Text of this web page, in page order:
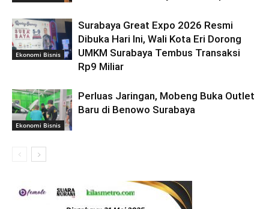
Ekonomi Bisnis
Surabaya Great Expo 2026 Resmi
Dibuka Hari Ini, Wali Kota Eri Dorong
UMKM Surabaya Tembus Transaksi
Rp9 Miliar
Ekonomi Bisnis
Perluas Jaringan, Mobeng Buka Outlet
Baru di Benowo Surabaya